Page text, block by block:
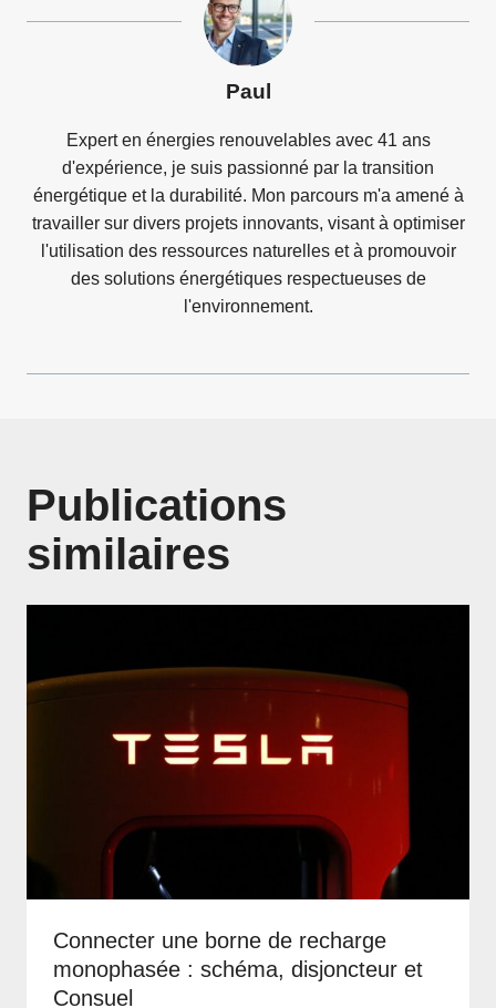
Paul
Expert en énergies renouvelables avec 41 ans
d'expérience, je suis passionné par la transition
énergétique et la durabilité. Mon parcours m'a amené à
travailler sur divers projets innovants, visant à optimiser
l'utilisation des ressources naturelles et à promouvoir
des solutions énergétiques respectueuses de
l'environnement.
Publications
similaires
Connecter une borne de recharge
monophasée : schéma, disjoncteur et
Consuel